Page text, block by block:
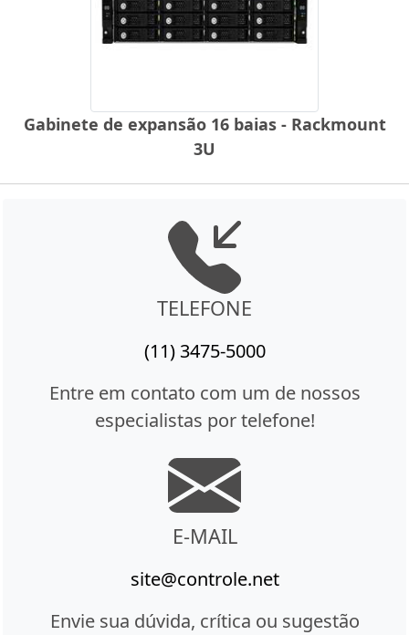
Gabinete de expansão 16 baias - Rackmount
3U
TELEFONE
(11) 3475-5000
Entre em contato com um de nossos
especialistas por telefone!
E-MAIL
site@controle.net
Envie sua dúvida, crítica ou sugestão